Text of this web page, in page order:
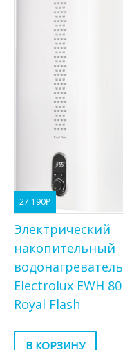
27 190₽
Электрический
накопительный
водонагреватель
Electrolux EWH 80
Royal Flash
В КОРЗИНУ